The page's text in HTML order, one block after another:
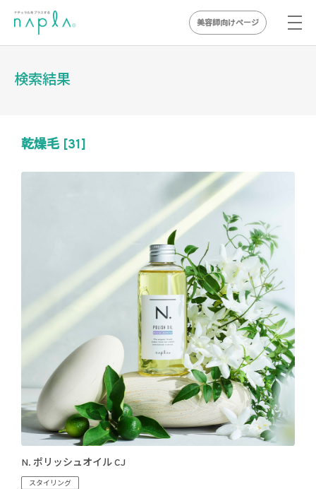
美容師向けページ
検索結果
乾燥毛 [31]
N. ポリッシュオイル CJ
スタイリング